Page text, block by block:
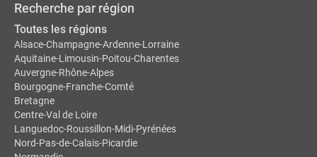
Recherche par région
Toutes les régions
Alsace-Champagne-Ardenne-Lorraine
Aquitaine-Limousin-Poitou-Charentes
Auvergne-Rhône-Alpes
Bourgogne-Franche-Comté
Bretagne
Centre-Val de Loire
Languedoc-Roussillon-Midi-Pyrénées
Nord-Pas-de-Calais-Picardie